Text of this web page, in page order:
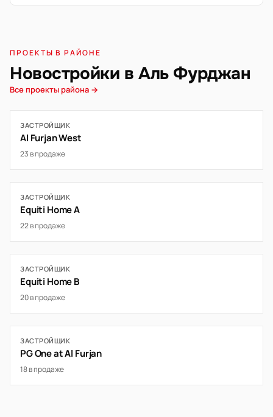
ПРОЕКТЫ В РАЙОНЕ
Новостройки в Аль Фурджан
Все проекты района →
ЗАСТРОЙЩИК
Al Furjan West
23 в продаже
ЗАСТРОЙЩИК
Equiti Home A
22 в продаже
ЗАСТРОЙЩИК
Equiti Home B
20 в продаже
ЗАСТРОЙЩИК
PG One at Al Furjan
18 в продаже